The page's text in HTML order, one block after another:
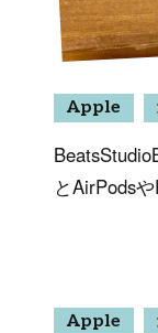
Apple
とAirPods
Apple